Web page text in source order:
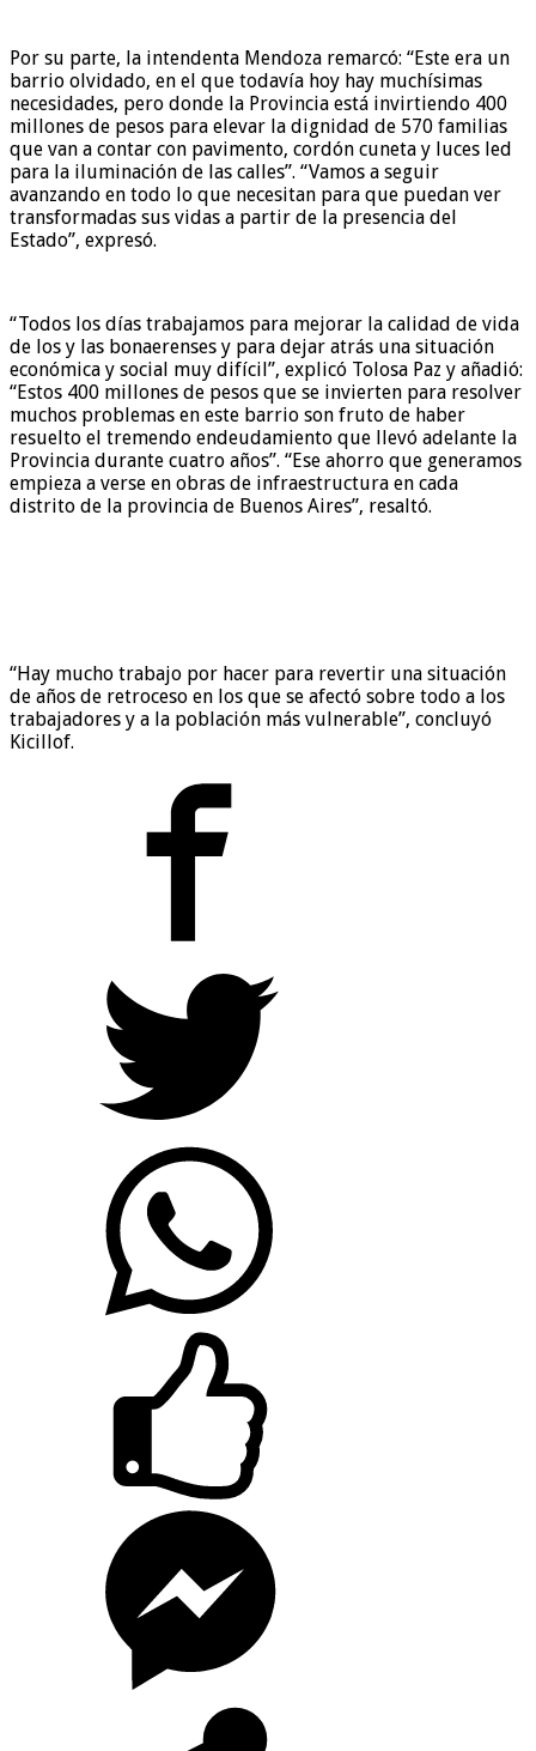
Por su parte, la intendenta Mendoza remarcó: “Este era un
barrio olvidado, en el que todavía hoy hay muchísimas
necesidades, pero donde la Provincia está invirtiendo 400
millones de pesos para elevar la dignidad de 570 familias
que van a contar con pavimento, cordón cuneta y luces led
para la iluminación de las calles”. “Vamos a seguir
avanzando en todo lo que necesitan para que puedan ver
transformadas sus vidas a partir de la presencia del
Estado”, expresó.
“Todos los días trabajamos para mejorar la calidad de vida
de los y las bonaerenses y para dejar atrás una situación
económica y social muy difícil”, explicó Tolosa Paz y añadió:
“Estos 400 millones de pesos que se invierten para resolver
muchos problemas en este barrio son fruto de haber
resuelto el tremendo endeudamiento que llevó adelante la
Provincia durante cuatro años”. “Ese ahorro que generamos
empieza a verse en obras de infraestructura en cada
distrito de la provincia de Buenos Aires”, resaltó.
“Hay mucho trabajo por hacer para revertir una situación
de años de retroceso en los que se afectó sobre todo a los
trabajadores y a la población más vulnerable”, concluyó
Kicillof.